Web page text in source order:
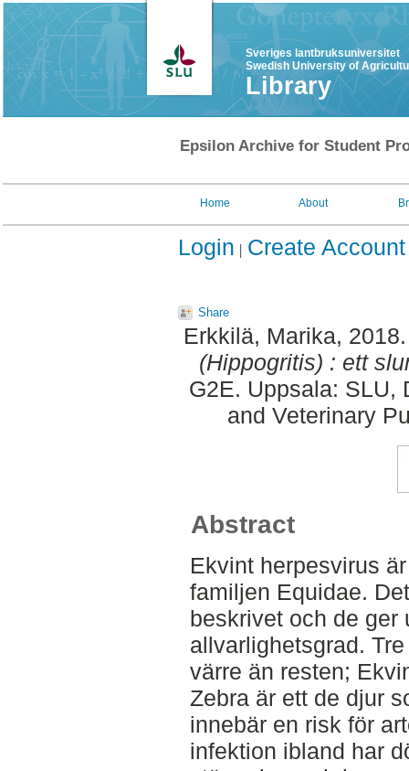
Sveriges lantbruksuniversitet
Swedish University of
Library
Epsilon Archive for Student
Home About
Login Create Account
Share
Erkkilä, Marika,
(Hippogritis) : ett
G2E. Uppsala: SLU,
and Veterinary
Abstract
Ekvint herpesvirus
familjen Equidae.
beskrivet och de ger
allvarlighetsgrad.
värre än resten;
Zebra är ett de djur
innebär en risk för
infektion ibland har